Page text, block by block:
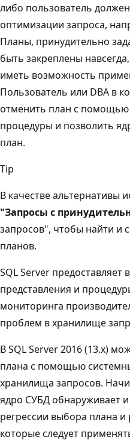
либо пользователь
оптимизации запроса,
Планы, принудительно
быть закреплены
иметь возможность
Пользователь или DBA в
отменить план с помощью
процедуры и позволить
план.
Tip
В качестве альтернативы
"Запросы с
запросов", чтобы найти и
планов.
SQL Server предоставляет
представления и
мониторинга
проблем в хранилище
В SQL Server 2016 (13.x)
плана с помощью
хранилища запросов.
ядро СУБД обнаруживает
регрессии выбора плана
которые следует